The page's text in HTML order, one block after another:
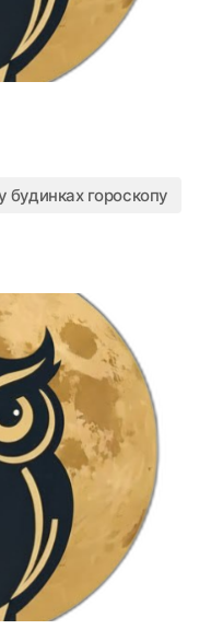
будинках гороскопу